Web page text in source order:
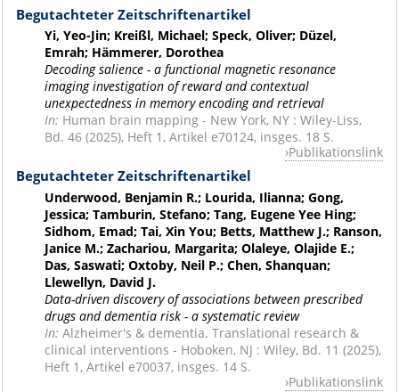
Begutachteter Zeitschriftenartikel
Yi, Yeo-Jin; Kreißl, Michael; Speck, Oliver; Düzel,
Emrah; Hämmerer, Dorothea
Decoding salience - a functional magnetic resonance
imaging investigation of reward and contextual
unexpectedness in memory encoding and retrieval
In: Human brain mapping - New York, NY : Wiley-Liss,
Bd. 46 (2025), Heft 1, Artikel e70124, insges. 18 S.
Publikationslink
Begutachteter Zeitschriftenartikel
Underwood, Benjamin R.; Lourida, Ilianna; Gong,
Jessica; Tamburin, Stefano; Tang, Eugene Yee Hing;
Sidhom, Emad; Tai, Xin You; Betts, Matthew J.; Ranson,
Janice M.; Zachariou, Margarita; Olaleye, Olajide E.;
Das, Saswati; Oxtoby, Neil P.; Chen, Shanquan;
Llewellyn, David J.
Data-driven discovery of associations between prescribed
drugs and dementia risk - a systematic review
In: Alzheimer's & dementia. Translational research &
clinical interventions - Hoboken, NJ : Wiley, Bd. 11 (2025),
Heft 1, Artikel e70037, insges. 14 S.
Publikationslink